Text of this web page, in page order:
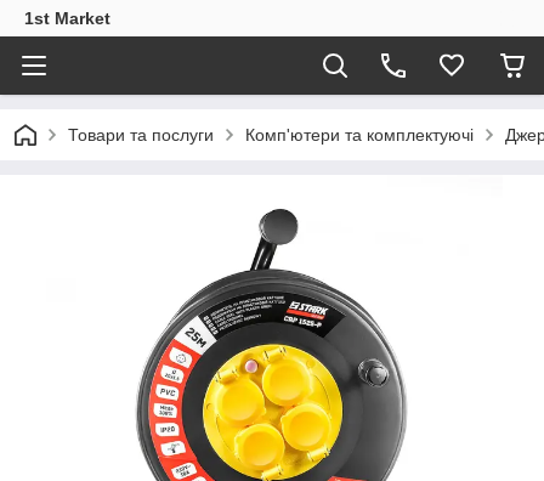
1st Market
Товари та послуги Комп'ютери та комплектуючі